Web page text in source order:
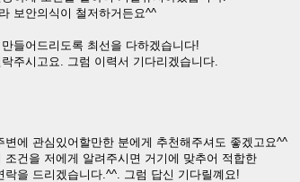
보안의식이 철저하거든요^^
들어드리도록 최선을 다하겠습니다!
주시고요. 그럼 이력서 기다리겠습니다.
에 관심있어할만한 분에게 추천해주셔도 좋겠고요^^
건을 저에게 알려주시면 거기에 맞추어 적합한
을 드리겠습니다.^^. 그럼 답신 기다릴꼐요!